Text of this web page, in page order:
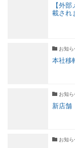
【外
載され
お知ら
本社移
お知ら
新店舗
お知ら